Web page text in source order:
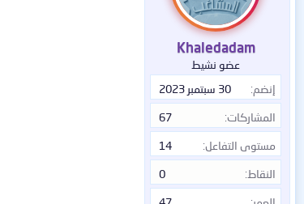
Khaledadam
عضو نشيط
إنضم
30 سبتمبر 2023
المشاركات 67
مستوى التفاعل 14
النقاط 0